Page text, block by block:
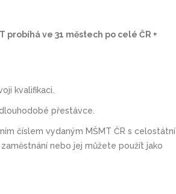
probíhá ve 31 městech po celé ČR +
kvalifikaci.
přestávce.
číslem vydaným MŠMT ČR s celostátní
nebo jej můžete použít jako